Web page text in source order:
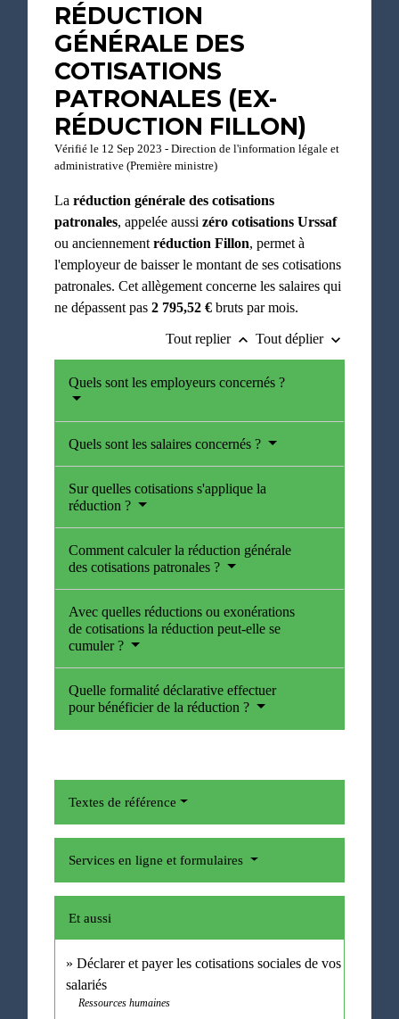
RÉDUCTION
GÉNÉRALE DES
COTISATIONS
PATRONALES (EX-
RÉDUCTION FILLON)
Vérifié le 12 Sep 2023 - Direction de l'information légale et
administrative (Première ministre)
Laréduction générale des cotisations
patronales, appelée aussizéro cotisations Urssaf
ou anciennementréduction Fillon, permet à
l'employeur de baisser le montant de ses cotisations
patronales. Cet allègement concerne les salaires qui
ne dépassent pas2 795,52 € bruts par mois.
Tout replier keyboard_arrow_up Tout déplier keyboard_arrow_down
Quels sont les employeurs concernés ?
Quels sont les salaires concernés ?
Sur quelles cotisations s'applique la
réduction ?
Comment calculer la réduction générale
des cotisations patronales ?
Avec quelles réductions ou exonérations
de cotisations la réduction peut-elle se
cumuler ?
Quelle formalité déclarative effectuer
pour bénéficier de la réduction ?
Textes de référence
Services en ligne et formulaires
Et aussi
Déclarer et payer les cotisations sociales de vos
salariés
Ressources humaines